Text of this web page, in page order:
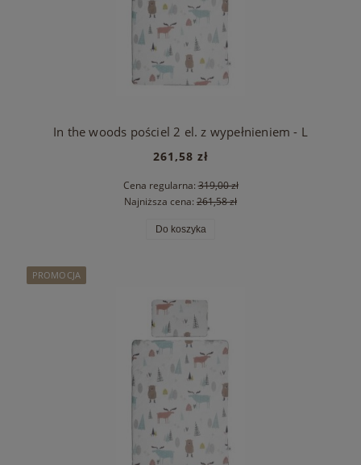
In the woods pościel 2 el. z wypełnieniem - L
261,58 zł
Cena regularna:319,00 zł
Najniższa cena: 261,58 zł
Do koszyka
PROMOCJA